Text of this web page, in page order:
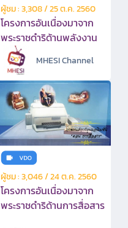
ผู้ชม : 3,308 / 25 ต.ค. 2560
โครงการอันเนื่องมาจาก
พระราชดำริด้านพลังงาน
MHESI Channel
ผู้ชม : 3,046 / 24 ต.ค. 2560
โครงการอันเนื่องมาจาก
พระราชดำริด้านการสื่อสาร